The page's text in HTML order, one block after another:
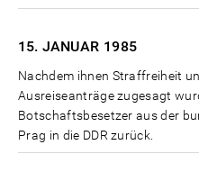
15. JANUAR 1985
Nachdem ihnen Straffreiheit
Ausreiseanträge zugesagt
Botschaftsbesetzer aus der
Prag in die DDR zurück.